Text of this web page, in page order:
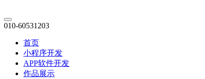
010-60531203
首页
小程序开发
APP软件开发
作品展示